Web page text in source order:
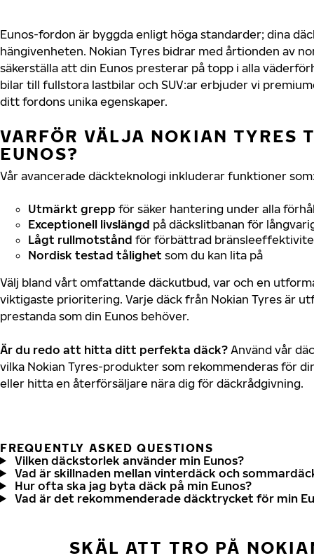
Eunos-fordon är byggda enligt höga standarder; dina
hängivenheten. Nokian Tyres bidrar med årtionden av
säkerställa att din Eunos presterar på topp i alla
bilar till fullstora lastbilar och SUV:ar erbjuder vi
ditt fordons unika egenskaper.
VARFÖR VÄLJA NOKIAN TYRES
EUNOS?
Vår avancerade däckteknologi inkluderar funktioner
Utmärkt grepp för säker hantering under alla
Exceptionell livslängd på däckslitbanan för
Lågt rullmotstånd för förbättrad
Nordisk testad tålighet som du kan lita på
Välj bland vårt omfattande däckutbud, var och en
viktigaste prioritering. Varje däck från Nokian Tyres är
prestanda som din Eunos behöver.
Är du redo att hitta ditt perfekta däck? Använd vår
vilka Nokian Tyres-produkter som rekommenderas för
eller hitta en återförsäljare nära dig för däckrådgivning.
FREQUENTLY ASKED QUESTIONS
Vilken däckstorlek använder min Eunos?
Vad är skillnaden mellan vinterdäck och
Hur ofta ska jag byta däck på min Eunos?
Vad är det rekommenderade däcktrycket för min
SKÄL ATT TRO PÅ